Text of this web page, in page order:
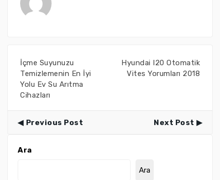
İçme Suyunuzu
Temizlemenin En İyi
Yolu Ev Su Arıtma
Cihazları
Hyundai I20 Otomatik
Vites Yorumları 2018
Previous Post Next Post
Ara
Ara